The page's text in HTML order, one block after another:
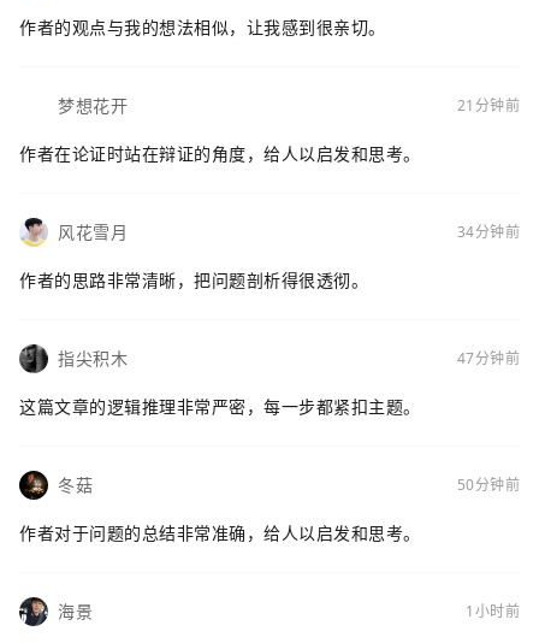
作者的观点与我的想法相似，让我感到很亲切。
梦想花开 21分钟前
作者在论证时站在辩证的角度，给人以启发和思考。
风花雪月 34分钟前
作者的思路非常清晰，把问题剖析得很透彻。
指尖积木 47分钟前
这篇文章的逻辑推理非常严密，每一步都紧扣主题。
冬菇 50分钟前
作者对于问题的总结非常准确，给人以启发和思考。
海景 1小时前